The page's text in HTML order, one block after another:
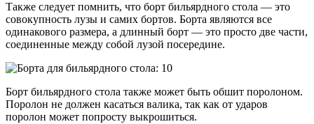
Также следует помнить, что борт бильярдного стола — это
совокупность лузы и самих бортов. Борта являются все
одинакового размера, а длинный борт — это просто две части,
соединенные между собой лузой посередине.
Борт бильярдного стола также может быть обшит поролоном.
Поролон не должен касаться валика, так как от ударов
поролон может попросту выкрошиться.